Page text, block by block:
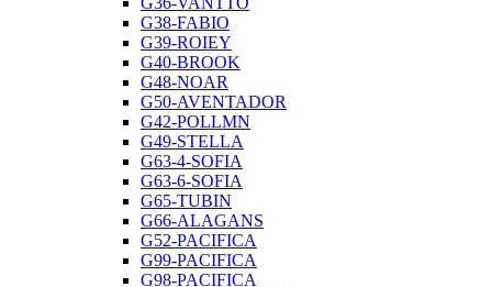
G38-FABIO
G39-ROIEY
G40-BROOK
G48-NOAR
G50-AVENTADOR
G42-POLLMN
G49-STELLA
G63-4-SOFIA
G63-6-SOFIA
G65-TUBIN
G66-ALAGANS
G52-PACIFICA
G99-PACIFICA
G98-PACIFICA